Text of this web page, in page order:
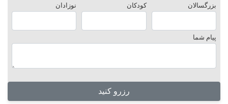
بزرگسالان کودکان نوزادان
پیام شما
رزرو کنید